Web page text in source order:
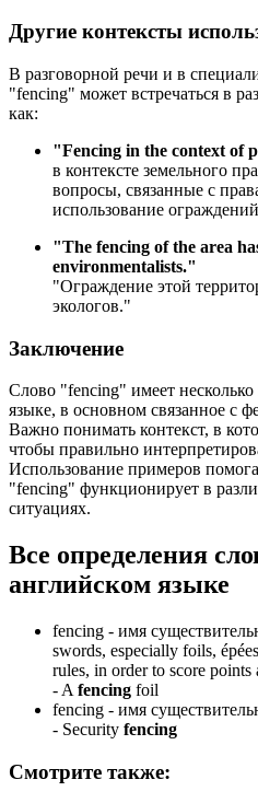
Другие контексты
В разговорной речи и в
"fencing" может встречаться в
как:
"Fencing in the context of
в контексте земельного
вопросы, связанные с
использование
"The fencing of the area
environmentalists."
"Ограждение этой
экологов."
Заключение
Слово "fencing" имеет
языке, в основном связанное с
Важно понимать контекст, в
чтобы правильно
Использование примеров
"fencing" функционирует в
ситуациях.
Все определения
английском языке
fencing - имя
swords, especially foils,
rules, in order to score points
- A fencing foil
fencing - имя
- Security fencing
Смотрите также: